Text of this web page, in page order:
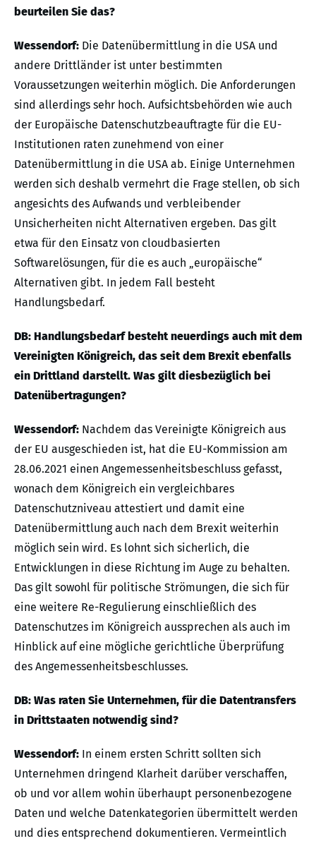
beurteilen Sie das?
Wessendorf: Die Datenübermittlung in die USA und
andere Drittländer ist unter bestimmten
Voraussetzungen weiterhin möglich. Die Anforderungen
sind allerdings sehr hoch. Aufsichtsbehörden wie auch
der Europäische Datenschutzbeauftragte für die EU-
Institutionen raten zunehmend von einer
Datenübermittlung in die USA ab. Einige Unternehmen
werden sich deshalb vermehrt die Frage stellen, ob sich
angesichts des Aufwands und verbleibender
Unsicherheiten nicht Alternativen ergeben. Das gilt
etwa für den Einsatz von cloudbasierten
Softwarelösungen, für die es auch „europäische“
Alternativen gibt. In jedem Fall besteht
Handlungsbedarf.
DB: Handlungsbedarf besteht neuerdings auch mit dem
Vereinigten Königreich, das seit dem Brexit ebenfalls
ein Drittland darstellt. Was gilt diesbezüglich bei
Datenübertragungen?
Wessendorf: Nachdem das Vereinigte Königreich aus
der EU ausgeschieden ist, hat die EU-Kommission am
28.06.2021 einen Angemessenheitsbeschluss gefasst,
wonach dem Königreich ein vergleichbares
Datenschutzniveau attestiert und damit eine
Datenübermittlung auch nach dem Brexit weiterhin
möglich sein wird. Es lohnt sich sicherlich, die
Entwicklungen in diese Richtung im Auge zu behalten.
Das gilt sowohl für politische Strömungen, die sich für
eine weitere Re-Regulierung einschließlich des
Datenschutzes im Königreich aussprechen als auch im
Hinblick auf eine mögliche gerichtliche Überprüfung
des Angemessenheitsbeschlusses.
DB: Was raten Sie Unternehmen, für die Datentransfers
in Drittstaaten notwendig sind?
Wessendorf: In einem ersten Schritt sollten sich
Unternehmen dringend Klarheit darüber verschaffen,
ob und vor allem wohin überhaupt personenbezogene
Daten und welche Datenkategorien übermittelt werden
und dies entsprechend dokumentieren. Vermeintlich